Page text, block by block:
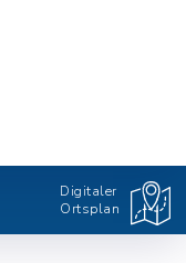
Digitaler
Ortsplan